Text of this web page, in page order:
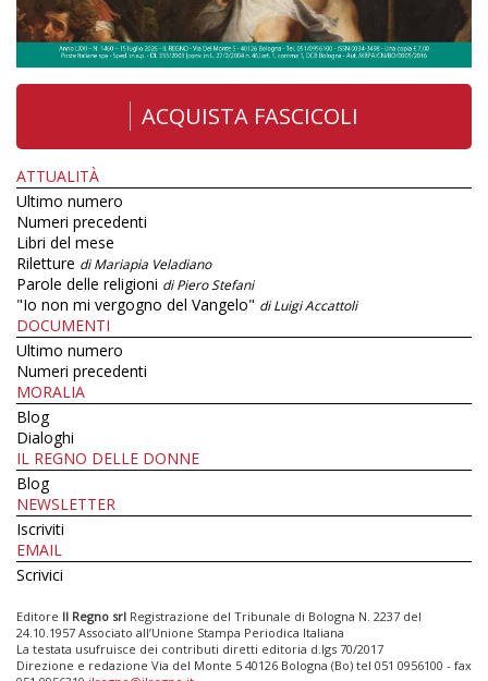
ACQUISTA FASCICOLI
ATTUALITÀ
Ultimo numero
Numeri precedenti
Libri del mese
Riletture di Mariapia Veladiano
Parole delle religioni di Piero Stefani
"Io non mi vergogno del Vangelo" di Luigi Accattoli
DOCUMENTI
Ultimo numero
Numeri precedenti
MORALIA
Blog
Dialoghi
IL REGNO DELLE DONNE
Blog
NEWSLETTER
Iscriviti
EMAIL
Scrivici
Editore Il Regno srl Registrazione del Tribunale di Bologna N. 2237 del
24.10.1957 Associato all’Unione Stampa Periodica Italiana
La testata usufruisce dei contributi diretti editoria d.lgs 70/2017
Direzione e redazione Via del Monte 5 40126 Bologna (Bo) tel 051 0956100 - fax